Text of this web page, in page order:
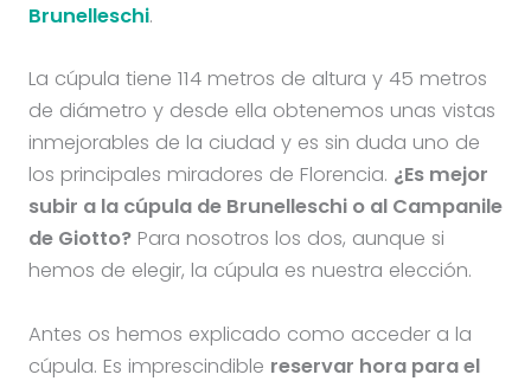
Brunelleschi.
La cúpula tiene 114 metros de altura y 45 metros
de diámetro y desde ella obtenemos unas vistas
inmejorables de la ciudad y es sin duda uno de
los principales miradores de Florencia. ¿Es mejor
subir a la cúpula de Brunelleschi o al Campanile
de Giotto?Para nosotros los dos, aunque si
hemos de elegir, la cúpula es nuestra elección.
Antes os hemos explicado como acceder a la
cúpula. Es imprescindible reservar hora para el